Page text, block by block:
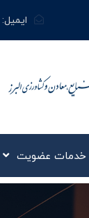
ایمیل:
خدمات عضویت